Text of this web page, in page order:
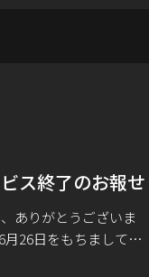
ス終了のお報せ
ありがとうございま
26日をもちまして、